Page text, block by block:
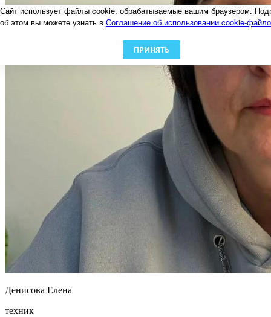
Денисова Елена
техник
Сайт использует файлы cookie, обрабатываемые вашим браузером.
об этом вы можете узнать в Соглашение об использовании cookie-
ПРИНЯТЬ